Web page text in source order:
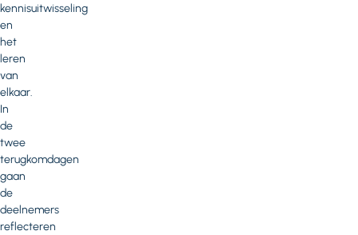
kennisuitwisseling
en
het
leren
van
elkaar.
In
de
twee
terugkomdagen
gaan
de
deelnemers
reflecteren